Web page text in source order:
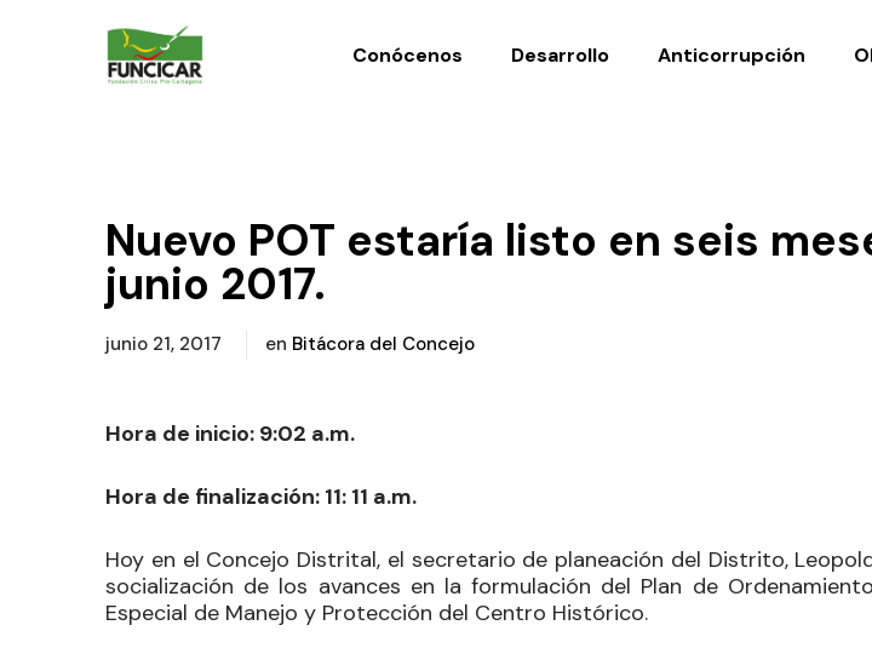
Conócenos Desarrollo Anticorrupción
Nuevo POT estaría listo en seis
junio 2017.
junio 21, 2017 en Bitácora del Concejo
Hora de inicio: 9:02 a.m.
Hora de finalización: 11: 11 a.m.
Hoy en el Concejo Distrital, el secretario de planeación del Distrito,
socialización de los avances en la formulación del Plan de
Especial de Manejo y Protección del Centro Histórico.